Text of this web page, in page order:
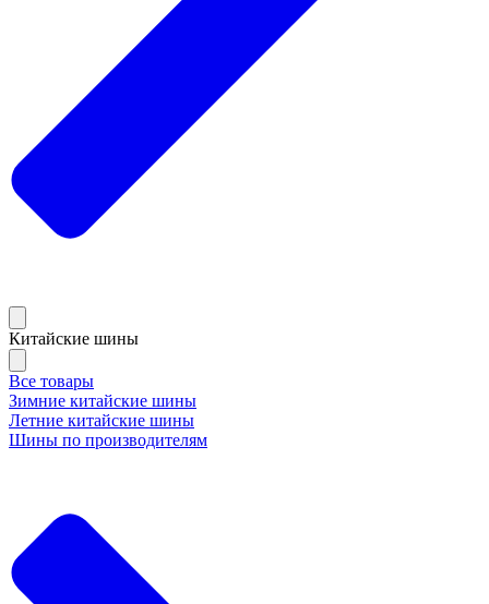
Китайские шины
Все товары
Зимние китайские шины
Летние китайские шины
Шины по производителям